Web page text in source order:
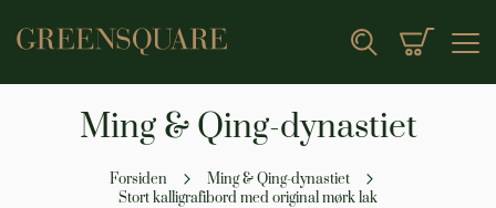
Search Min
Ming & Qing-dynastiet
Forsiden
Ming & Qing-dynastiet
Stort kalligrafibord med original mørk lak